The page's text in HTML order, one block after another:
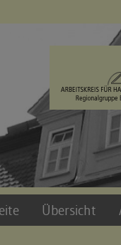
Übersicht